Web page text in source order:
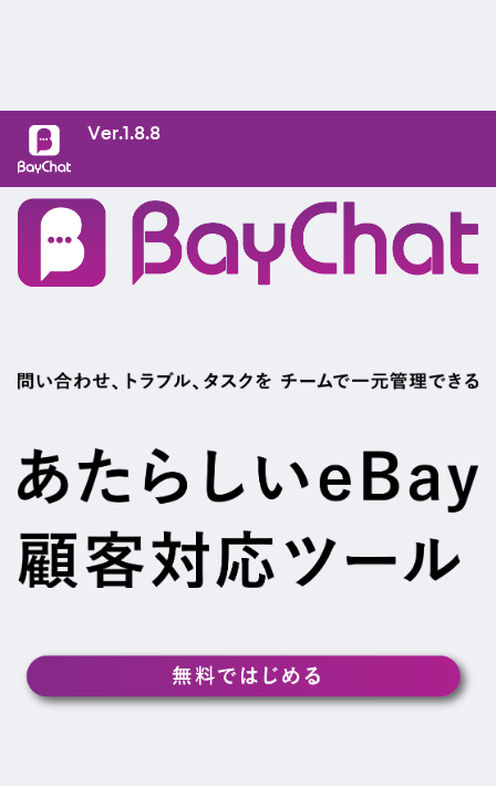
Ver.1.8.8